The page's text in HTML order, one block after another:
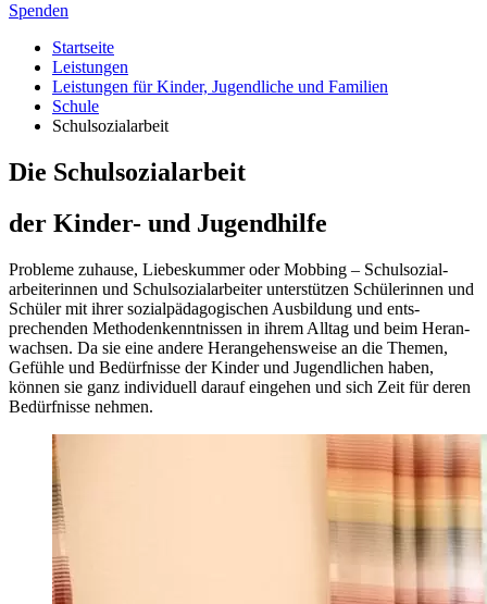
Spenden
Startseite
Leistungen
Leistungen für Kinder, Jugendliche und Familien
Schule
Schulsozialarbeit
Die Schul­sozialarbeit
der Kinder- und Jugendhilfe
Probleme zuhause, Liebes­kummer oder Mobbing – Schul­sozial­
arbeiterinnen und Schul­sozial­arbeiter unter­stützen Schülerinnen und
Schüler mit ihrer sozial­pädagogischen Ausbildung und ents­
prechenden Methoden­kenntnissen in ihrem Alltag und beim Heran­
wachsen. Da sie eine andere Herangehens­weise an die Themen,
Gefühle und Bedürfnisse der Kinder und Jugend­lichen haben,
können sie ganz individuell darauf eingehen und sich Zeit für deren
Bedürfnisse nehmen.